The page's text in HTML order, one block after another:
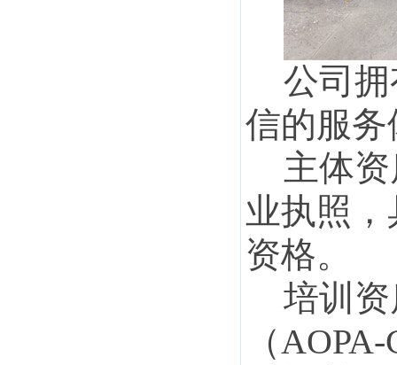
公司
信的服务
主体
业执照
资格。
培训
（